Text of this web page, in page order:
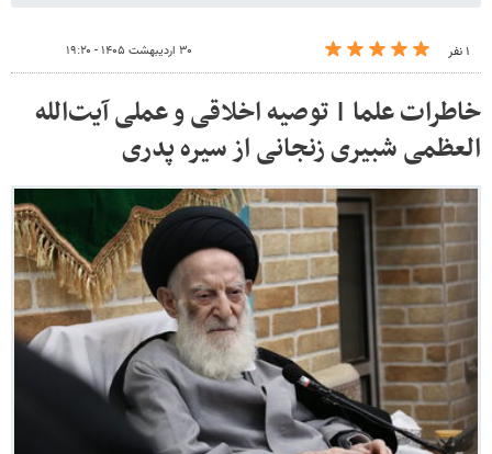
۱ نفر ۳۰ اردیبهشت ۱۴۰۵ - ۱۹:۲۰
خاطرات علما | توصیه اخلاقی و عملی آیت‌الله
العظمی شبیری زنجانی از سیره پدری